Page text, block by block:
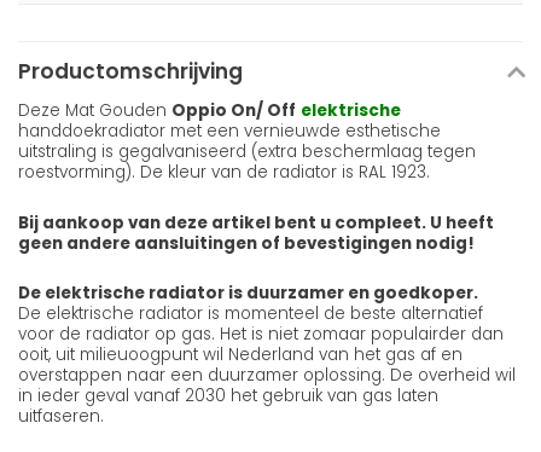
Productomschrijving
Deze Mat Gouden Oppio On/ Off elektrische
handdoekradiator met een vernieuwde esthetische
uitstraling is gegalvaniseerd (extra beschermlaag tegen
roestvorming). De kleur van de radiator is RAL 1923.
Bij aankoop van deze artikel bent u compleet. U heeft
geen andere aansluitingen of bevestigingen nodig!
De elektrische radiator is duurzamer en goedkoper.
De elektrische radiator is momenteel de beste alternatief
voor de radiator op gas. Het is niet zomaar populairder dan
ooit, uit milieuoogpunt wil Nederland van het gas af en
overstappen naar een duurzamer oplossing. De overheid wil
in ieder geval vanaf 2030 het gebruik van gas laten
uitfaseren.